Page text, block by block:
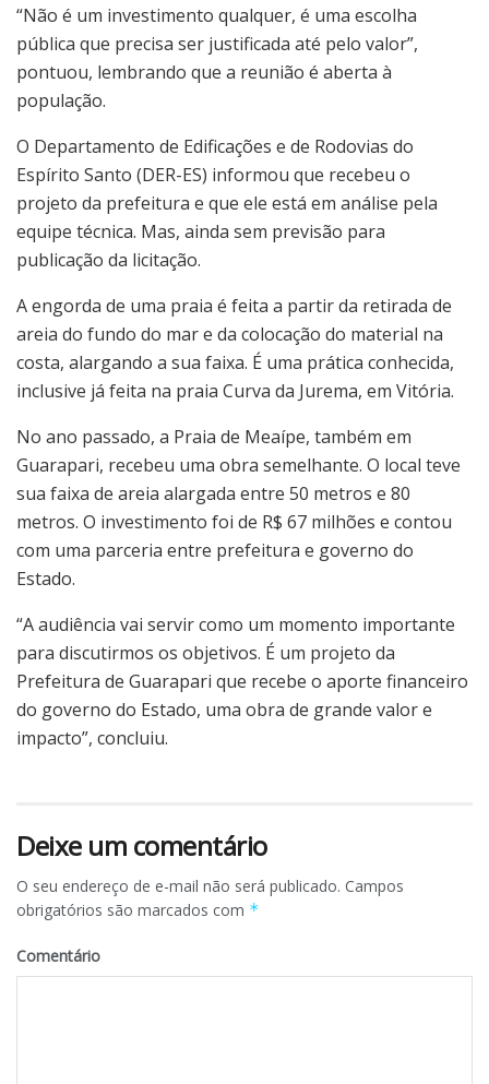
“Não é um investimento qualquer, é uma escolha
pública que precisa ser justificada até pelo valor”,
pontuou, lembrando que a reunião é aberta à
população.
O Departamento de Edificações e de Rodovias do
Espírito Santo (DER-ES) informou que recebeu o
projeto da prefeitura e que ele está em análise pela
equipe técnica. Mas, ainda sem previsão para
publicação da licitação.
A engorda de uma praia é feita a partir da retirada de
areia do fundo do mar e da colocação do material na
costa, alargando a sua faixa. É uma prática conhecida,
inclusive já feita na praia Curva da Jurema, em Vitória.
No ano passado, a Praia de Meaípe, também em
Guarapari, recebeu uma obra semelhante. O local teve
sua faixa de areia alargada entre 50 metros e 80
metros. O investimento foi de R$ 67 milhões e contou
com uma parceria entre prefeitura e governo do
Estado.
“A audiência vai servir como um momento importante
para discutirmos os objetivos. É um projeto da
Prefeitura de Guarapari que recebe o aporte financeiro
do governo do Estado, uma obra de grande valor e
impacto”, concluiu.
Deixe um comentário
O seu endereço de e-mail não será publicado. Campos
obrigatórios são marcados com *
Comentário